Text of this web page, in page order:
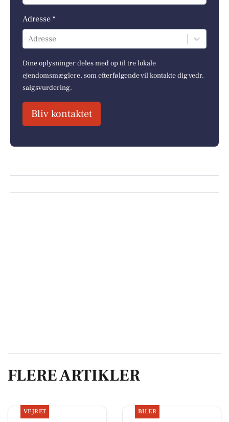
Adresse *
Adresse
Dine oplysninger deles med op til tre lokale
ejendomsmæglere, som efterfølgende vil kontakte dig vedr.
salgsvurdering.
Bliv kontaktet
FLERE ARTIKLER
VEJRET BILER